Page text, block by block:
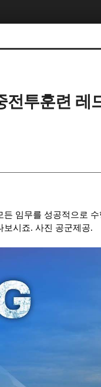
전투훈련 레
임무를 성공적으로
보시죠. 사진 공군제공.